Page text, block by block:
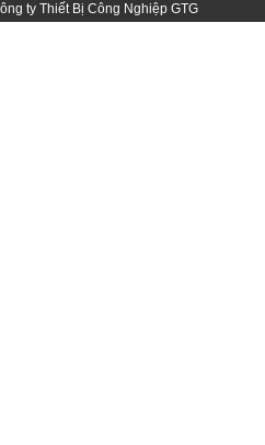
ty Thiết Bị Công Nghiệp GTG